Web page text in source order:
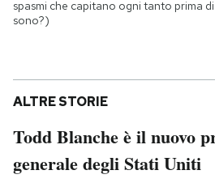
spasmi che capitano ogni tanto prima
sono?)
ALTRE STORIE
Todd Blanche è il nuovo
generale degli Stati Uniti